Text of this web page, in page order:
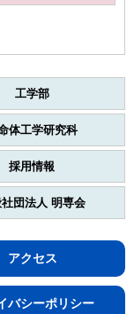
工学部
体工学研究科
採用情報
団法人 明専会
アクセス
バシーポリシー